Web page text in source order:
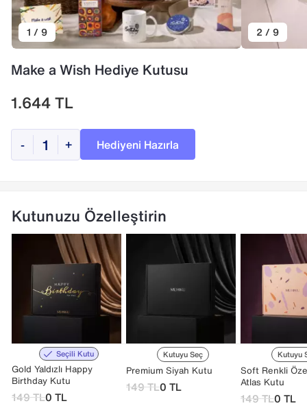
1 / 9 2 / 9
Make a Wish Hediye Kutusu
1.644TL
- + Hediyeni Hazırla
Kutunuzu Özelleştirin
Seçili Kutu
Gold Yaldızlı Happy
Birthday Kutu
149TL0 TL
Kutuyu Seç
Premium Siyah Kutu
149TL0 TL
Kutuyu
Soft Renkli
Atlas Kutu
149TL0 TL